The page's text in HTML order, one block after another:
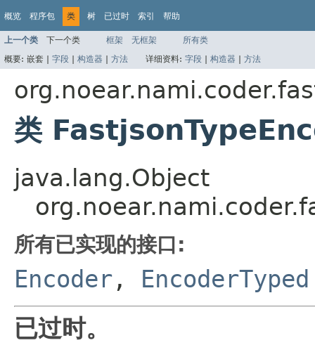
概览 程序包 类 树 已过时 索引 帮助
上一个类 下一个类 框架 无框架
所有类
概要: 嵌套 | 字段 | 构造器 | 方法 详细资料: 字段 | 构造器 | 方法
类
java.lang.Object
所有已实现的接口:
Encoder , EncoderTyped
已过时。